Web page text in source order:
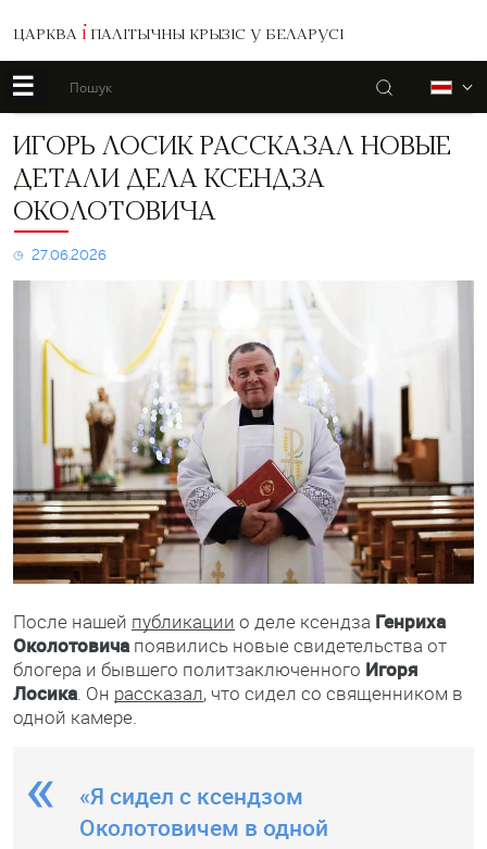
ЦАРКВА І ПАЛІТЫЧНЫ КРЫЗІС У БЕЛАРУСІ
☰ Пошук
Игорь
Лосик
рассказал
новые
детали
дела
ксендза
Околотовича
ИГОРЬ ЛОСИК РАССКАЗАЛ НОВЫЕ
ДЕТАЛИ ДЕЛА КСЕНДЗА
ОКОЛОТОВИЧА
27.06.2026
После нашей публикации о деле ксендза Генриха
Околотовичапоявились новые свидетельства от
блогера и бывшего политзаключенного Игоря
Лосика. Он рассказал, что сидел со священником в
одной камере.
«Я сидел с ксендзом
Околотовичем в одной